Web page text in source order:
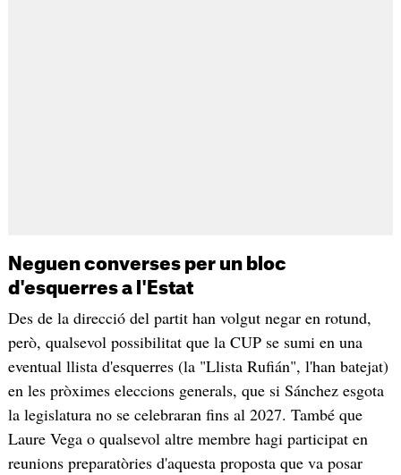
Neguen converses per un bloc
d'esquerres a l'Estat
Des de la direcció del partit han volgut negar en rotund,
però, qualsevol possibilitat que la CUP se sumi en una
eventual llista d'esquerres (la "Llista Rufián", l'han batejat)
en les pròximes eleccions generals, que si Sánchez esgota
la legislatura no se celebraran fins al 2027. També que
Laure Vega o qualsevol altre membre hagi participat en
reunions preparatòries d'aquesta proposta que va posar